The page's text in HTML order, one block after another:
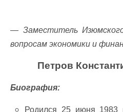
— Заместитель
вопросам экономики и
Петров
Биография:
Родился 25 июня 1983